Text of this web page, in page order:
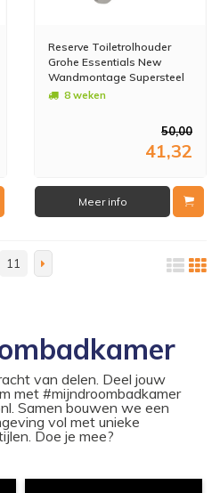
Reserve Toiletrolhouder
Grohe Essentials New
Wandmontage Supersteel
8 weken
50,00
41,32
Meer info
11
van delen. Deel jouw
met #mijndroombadkamer
Samen bouwen we een
vol met unieke
Doe je mee?